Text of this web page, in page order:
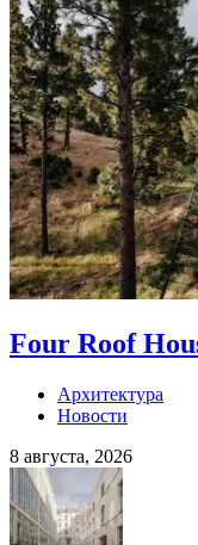
Four Roof
Архитектура
Новости
8 августа, 2026